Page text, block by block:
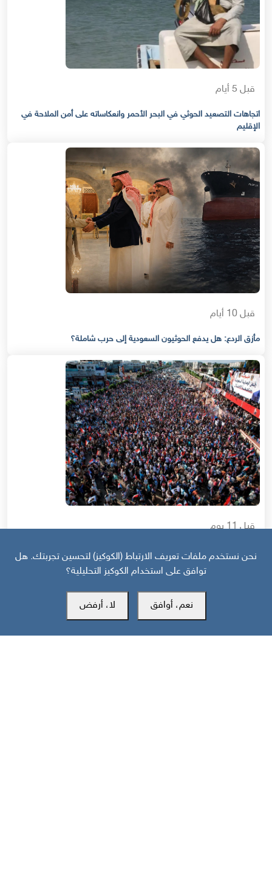
قبل 5 أيام
اتجاهات التصعيد الحوثي في البحر الأحمر وانعكاساته على أمن الملاحة في
الإقليم
قبل 10 أيام
مأزق الردع: هل يدفع الحوثيون السعودية إلى حرب شاملة؟
قبل 11 يوم
حرب أهلية محتملة إذا استمر القمع السعودي لجنوب اليمن
نحن نستخدم ملفات تعريف الارتباط (الكوكيز) لتحسين تجربتك. هل
توافق على استخدام الكوكيز التحليلية؟
نعم، أوافق لا، أرفض